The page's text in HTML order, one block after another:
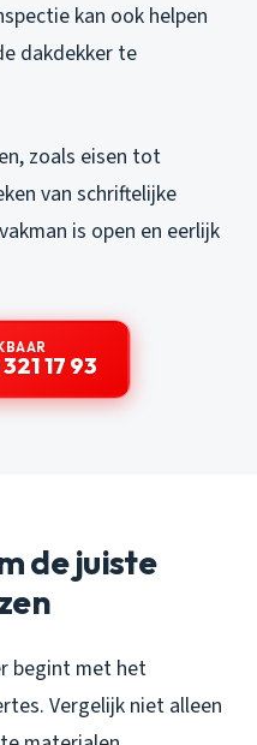
kan ook helpen
dakdekker te
zoals eisen tot
van schriftelijke
is open en eerlijk
17 93
de juiste
begint met het
Vergelijk niet alleen